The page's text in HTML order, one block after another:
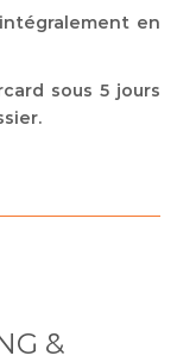
en
sous 5 jours
&